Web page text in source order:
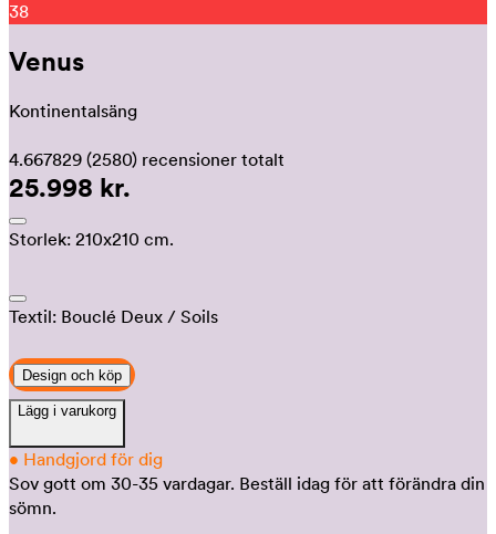
29
Venus
Kontinentalsäng
4.667829 (2580) recensioner totalt
25.998 kr.
Storlek: 210x210 cm.
Textil: Bouclé Deux / Soils
Design och köp
Lägg i varukorg
• Handgjord för dig
Sov gott om 30-35 vardagar. Beställ idag för att förändra din
sömn.